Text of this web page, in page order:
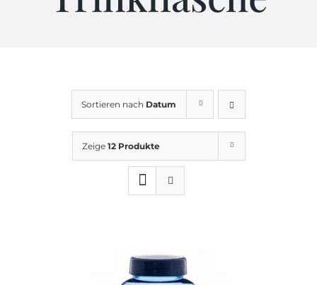
AGB
Impressum
Datenschutz
Sortieren nach Datum
Zeige 12 Produkte